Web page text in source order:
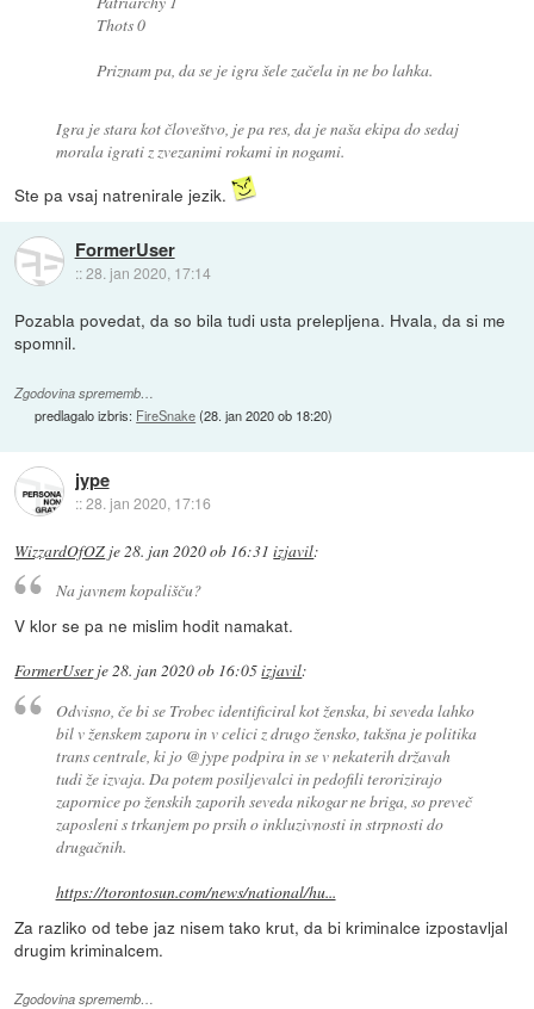
Thots 0
Priznam pa, da se je igra šele začela in ne bo lahka.
Igra je stara kot človeštvo, je pa res, da je naša ekipa do sedaj
morala igrati z zvezanimi rokami in nogami.
Ste pa vsaj natrenirale jezik.
FormerUser
::28. jan 2020, 17:14
Pozabla povedat, da so bila tudi usta prelepljena. Hvala, da si me
spomnil.
Zgodovina sprememb…
predlagalo izbris: FireSnake(28. jan 2020 ob 18:20)
jype
::28. jan 2020, 17:16
WizzardOfOZ je 28. jan 2020 ob 16:31 izjavil:
Na javnem kopališču?
V klor se pa ne mislim hodit namakat.
FormerUserje28. jan 2020 ob 16:05izjavil:
Odvisno, če bi se Trobec identificiral kot ženska, bi seveda lahko
bil v ženskem zaporu in v celici z drugo žensko, takšna je politika
trans centrale, ki jo @jype podpira in se v nekaterih državah
tudi že izvaja. Da potem posiljevalci in pedofili terorizirajo
zapornice po ženskih zaporih seveda nikogar ne briga, so preveč
zaposleni s trkanjem po prsih o inkluzivnosti in strpnosti do
drugačnih.
https://torontosun.com/news/national/hu...
Za razliko od tebe jaz nisem tako krut, da bi kriminalce izpostavljal
drugim kriminalcem.
Zgodovina sprememb…